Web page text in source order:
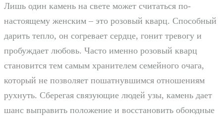
Лишь один камень на свете может считаться по-
настоящему женским – это розовый кварц. Способный
дарить тепло, он согревает сердце, гонит тревогу и
пробуждает любовь. Часто именно розовый кварц
становится тем самым хранителем семейного очага,
который не позволяет пошатнувшимся отношениям
рухнуть. Сберегая связующие людей узы, камень дает
шанс выправить положение и восстановить обоюдные